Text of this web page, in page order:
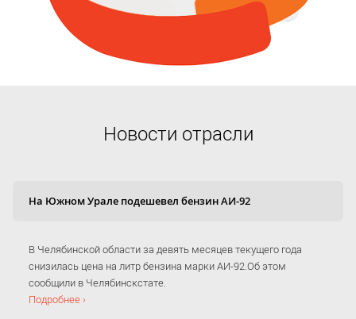
Новости отрасли
На Южном Урале подешевел бензин АИ-92
В Челябинской области за девять месяцев текущего года
снизилась цена на литр бензина марки АИ-92.Об этом
сообщили в Челябинскстате.
Подробнее ›